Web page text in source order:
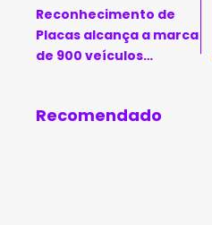
Reconhecimento de
Placas alcança a marca
de 900 veículos
Recomendado